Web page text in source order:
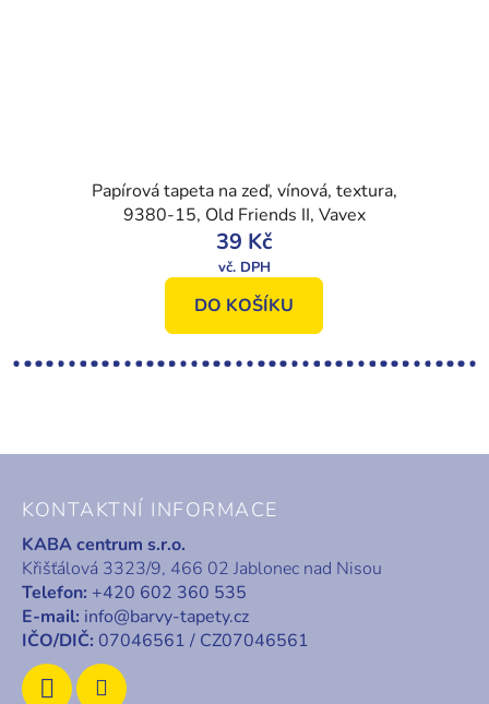
Papírová tapeta na zeď, vínová, textura,
9380-15, Old Friends II, Vavex
39 Kč
DO KOŠÍKU
KONTAKTNÍ INFORMACE
KABA centrum s.r.o.
Křišťálová 3323/9, 466 02 Jablonec nad Nisou
Telefon: +420 602 360 535
E-mail: info@barvy-tapety.cz
IČO/DIČ: 07046561 / CZ07046561